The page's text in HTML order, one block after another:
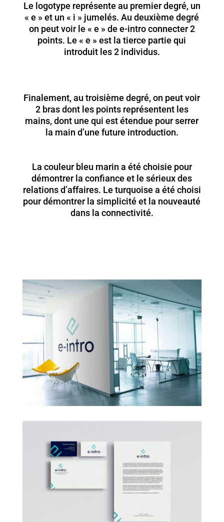
Le logotype représente au premier degré, un
« e » et un « i » jumelés. Au deuxième degré
on peut voir le « e » de e-intro connecter 2
points. Le « e » est la tierce partie qui
introduit les 2 individus.
Finalement, au troisième degré, on peut voir
2 bras dont les points représentent les
mains, dont une qui est étendue pour serrer
la main d’une future introduction.
La couleur bleu marin a été choisie pour
démontrer la confiance et le sérieux des
relations d’affaires. Le turquoise a été choisi
pour démontrer la simplicité et la nouveauté
dans la connectivité.